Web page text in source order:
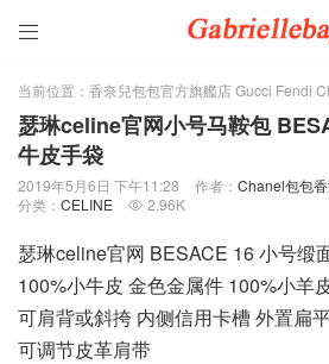

当前位置： 香奈兒包包官方旗艦店 Gucci Fendi
瑟琳celine官网小号马鞍包
牛皮手袋
2019年5月6日 下午11:28 作者： Chanel包包
分类： CELINE  2.96K
瑟琳celine官网 BESACE 16 小号缎
100%小牛皮 金色金属件 100%小羊
可肩背或斜挎 内侧信用卡槽 外置扁
可调节皮革肩带